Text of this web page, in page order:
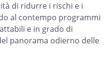
di ridurre i rischi e i
al contempo programmi
e in grado di
panorama odierno delle